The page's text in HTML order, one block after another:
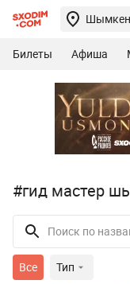
Билеты Афиша
#гид мастер
Все Тип